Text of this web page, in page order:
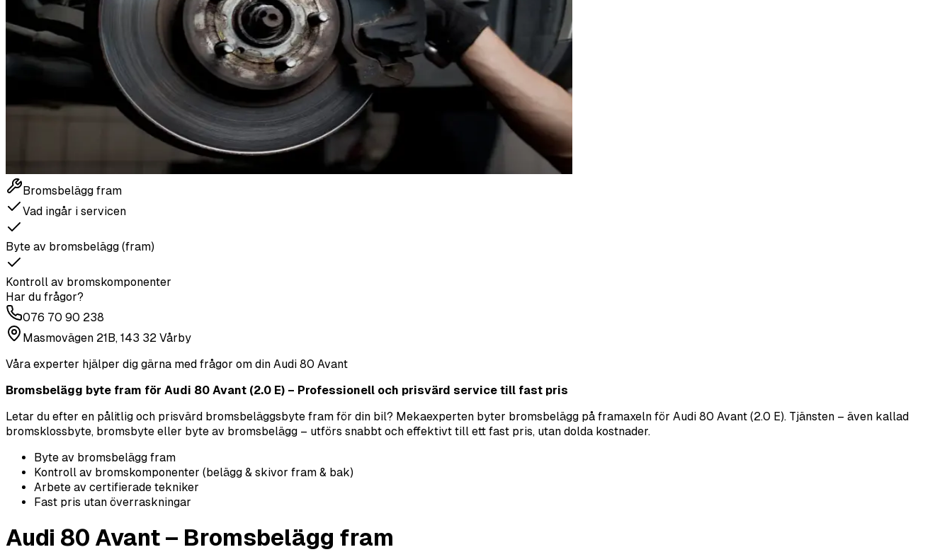
Bromsbelägg fram
Vad ingår i servicen
Byte av bromsbelägg (fram)
Kontroll av bromskomponenter
Har du frågor?
076 70 90 238
Masmovägen 21B, 143 32 Vårby
Våra experter hjälper dig gärna med frågor om din Audi 80 Avant
Bromsbelägg byte fram för Audi 80 Avant (2.0 E) – Professionell och prisvärd service till fast pris
Letar du efter en pålitlig och prisvärd bromsbeläggsbyte fram för din bil? Mekaexperten byter bromsbelägg på framaxeln för Audi 80 Avant (2.0 E). Tjänsten – även kallad
bromsklossbyte, bromsbyte eller byte av bromsbelägg – utförs snabbt och effektivt till ett fast pris, utan dolda kostnader.
Byte av bromsbelägg fram
Kontroll av bromskomponenter (belägg & skivor fram & bak)
Arbete av certifierade tekniker
Fast pris utan överraskningar
Audi 80 Avant – Bromsbelägg fram